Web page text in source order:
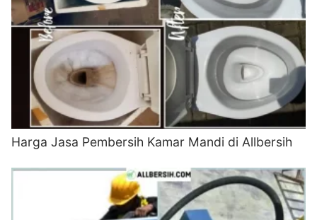
Harga Jasa Pembersih Kamar Mandi di Allbersih